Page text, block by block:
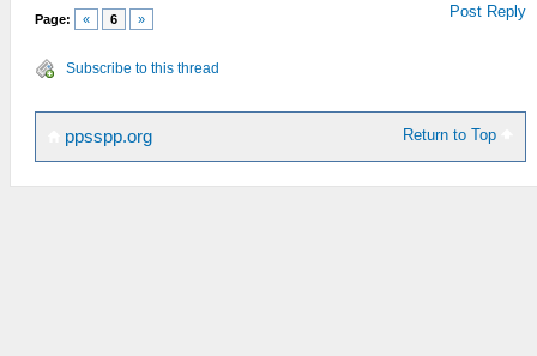
Page: « 6 » Post Reply
Subscribe to this thread
Return to Top
ppsspp.org